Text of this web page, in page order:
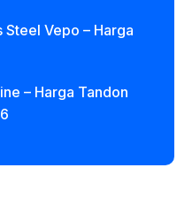
Vepo – Harga
– Harga Tandon